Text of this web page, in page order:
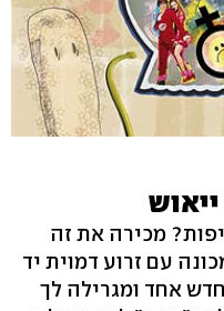
מכירה את זה
עם זרוע דמוית יד
אחד ומגרילה לך